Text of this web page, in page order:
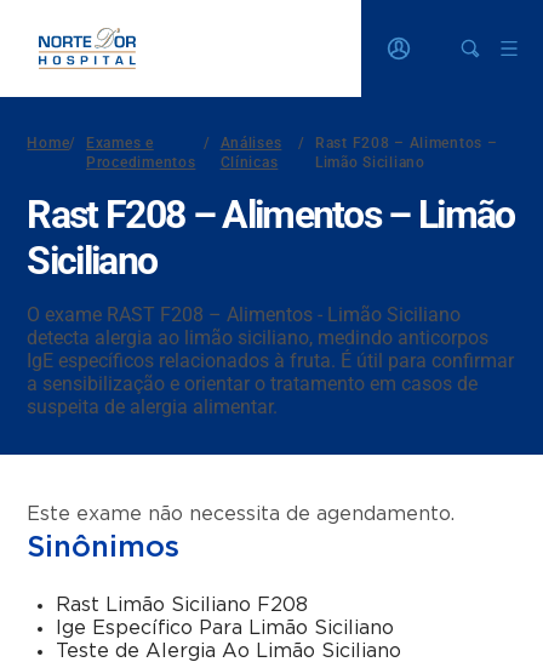
Home/
Exames e
Procedimentos
/
Análises
Clínicas
/
Rast F208 – Alimentos –
Limão Siciliano
Rast F208 – Alimentos – Limão
Siciliano
O exame RAST F208 – Alimentos - Limão Siciliano
detecta alergia ao limão siciliano, medindo anticorpos
IgE específicos relacionados à fruta. É útil para confirmar
a sensibilização e orientar o tratamento em casos de
suspeita de alergia alimentar.
Este exame não necessita de agendamento.
Sinônimos
Rast Limão Siciliano F208
Ige Específico Para Limão Siciliano
Teste de Alergia Ao Limão Siciliano